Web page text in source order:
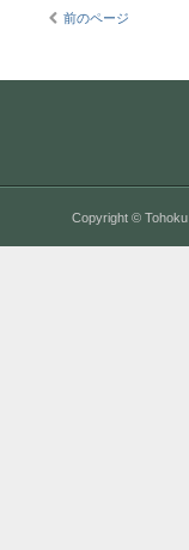
前のページ
Copyright ©